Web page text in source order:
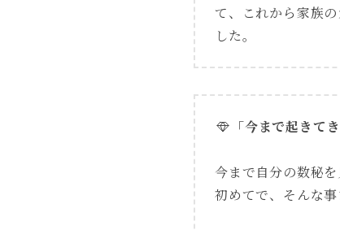
て、これから家族
した。
「今まで起きて
今まで自分の数秘
初めてで、そんな